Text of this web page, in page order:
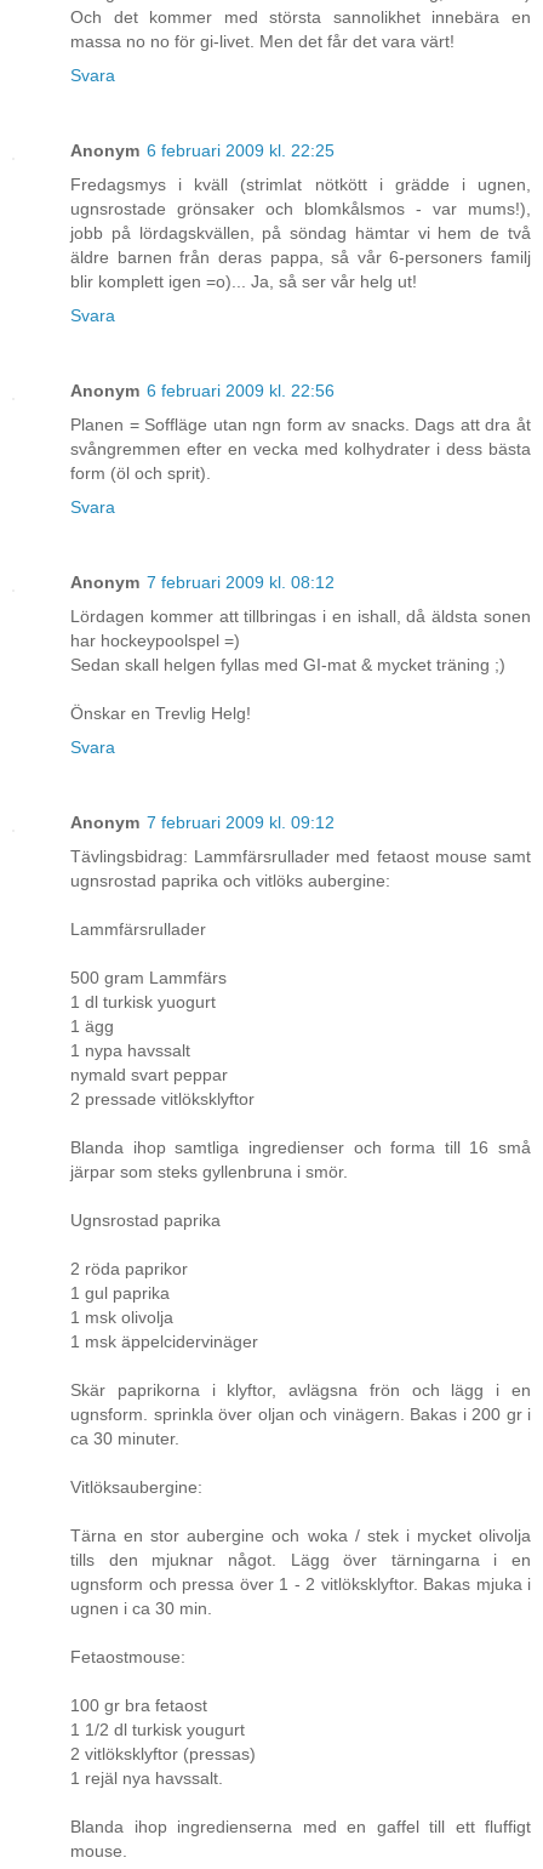
Och det kommer med största sannolikhet innebära en
massa no no för gi-livet. Men det får det vara värt!
Svara
Anonym 6 februari 2009 kl. 22:25
Fredagsmys i kväll (strimlat nötkött i grädde i ugnen,
ugnsrostade grönsaker och blomkålsmos - var mums!),
jobb på lördagskvällen, på söndag hämtar vi hem de två
äldre barnen från deras pappa, så vår 6-personers familj
blir komplett igen =o)... Ja, så ser vår helg ut!
Svara
Anonym 6 februari 2009 kl. 22:56
Planen = Soffläge utan ngn form av snacks. Dags att dra åt
svångremmen efter en vecka med kolhydrater i dess bästa
form (öl och sprit).
Svara
Anonym 7 februari 2009 kl. 08:12
Lördagen kommer att tillbringas i en ishall, då äldsta sonen
har hockeypoolspel =)
Sedan skall helgen fyllas med GI-mat & mycket träning ;)
Önskar en Trevlig Helg!
Svara
Anonym 7 februari 2009 kl. 09:12
Tävlingsbidrag: Lammfärsrullader med fetaost mouse samt
ugnsrostad paprika och vitlöks aubergine:
Lammfärsrullader
500 gram Lammfärs
1 dl turkisk yuogurt
1 ägg
1 nypa havssalt
nymald svart peppar
2 pressade vitlöksklyftor
Blanda ihop samtliga ingredienser och forma till 16 små
järpar som steks gyllenbruna i smör.
Ugnsrostad paprika
2 röda paprikor
1 gul paprika
1 msk olivolja
1 msk äppelcidervinäger
Skär paprikorna i klyftor, avlägsna frön och lägg i en
ugnsform. sprinkla över oljan och vinägern. Bakas i 200 gr i
ca 30 minuter.
Vitlöksaubergine:
Tärna en stor aubergine och woka / stek i mycket olivolja
tills den mjuknar något. Lägg över tärningarna i en
ugnsform och pressa över 1 - 2 vitlöksklyftor. Bakas mjuka i
ugnen i ca 30 min.
Fetaostmouse:
100 gr bra fetaost
1 1/2 dl turkisk yougurt
2 vitlöksklyftor (pressas)
1 rejäl nya havssalt.
Blanda ihop ingredienserna med en gaffel till ett fluffigt
mouse.